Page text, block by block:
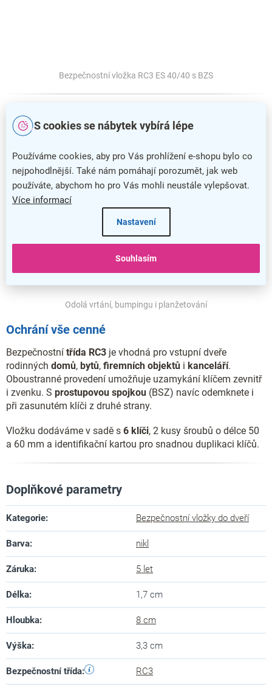
S cookies se nábytek vybírá lépe
Používáme cookies, aby pro Vás prohlížení e-shopu bylo co
nejpohodlnější. Také nám pomáhají porozumět, jak web
používáte, abychom ho pro Vás mohli neustále vylepšovat.
Více informací
Nastavení
Souhlasím
Bezpečnostní vložka RC3 ES 40/40 s BZS
Odolá vrtání, bumpingu i planžetování
Ochrání vše cenné
Bezpečnostní třída RC3 je vhodná pro vstupní dveře
rodinných domů, bytů, firemních objektů i kanceláří.
Oboustranné provedení umožňuje uzamykání klíčem zevnitř
i zvenku. S prostupovou spojkou (BSZ) navíc odemknete i
při zasunutém klíči z druhé strany.
Vložku dodáváme v sadě s 6 klíči, 2 kusy šroubů o délce 50
a 60 mm a identifikační kartou pro snadnou duplikaci klíčů.
Doplňkové parametry
Kategorie: Bezpečnostní vložky do dveří
Barva: nikl
Záruka: 5 let
Délka: 1,7 cm
Hloubka: 8 cm
Výška: 3,3 cm
Bezpečnostní třída: RC3